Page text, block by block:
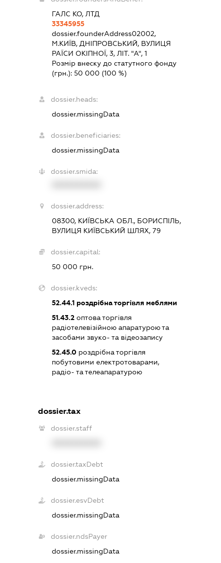
ГАЛС КО, ЛТД
33345955
dossier.founderAddress02002,
М.КИЇВ, ДНІПРОВСЬКИЙ, ВУЛИЦЯ
РАЇСИ ОКІПНОЇ, 3, ЛІТ. "А", 1
Розмір внеску до статутного фонду
(грн.):50 000 (100 %)
dossier.heads:
dossier.missingData
dossier.beneficiaries:
dossier.missingData
dossier.smida:
dossier.address:
08300, КИЇВСЬКА ОБЛ., БОРИСПІЛЬ,
ВУЛИЦЯ КИЇВСЬКИЙ ШЛЯХ, 79
dossier.capital:
50 000 грн.
dossier.kveds:
52.44.1 роздрібна торгівля меблями
51.43.2 оптова торгівля
радіотелевізійною апаратурою та
засобами звуко- та відеозапису
52.45.0 роздрібна торгівля
побутовими електротоварами,
радіо- та телеапаратурою
dossier.tax
dossier.staff
dossier.taxDebt
dossier.missingData
dossier.esvDebt
dossier.missingData
dossier.ndsPayer
dossier.missingData